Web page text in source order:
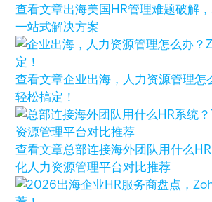
查看文章出海美国HR管理难题破解
一站式解决方案
查看文章企业出海，人力资源管理怎
轻松搞定！
查看文章总部连接海外团队用什么
化人力资源管理平台对比推荐